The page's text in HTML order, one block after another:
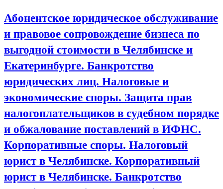
Абонентское юридическое обслуживание
и правовое сопровождение бизнеса по
выгодной стоимости в Челябинске и
Екатеринбурге. Банкротство
юридических лиц. Налоговые и
экономические споры. Защита прав
налогоплательщиков в судебном порядке
и обжалование поставлений в ИФНС.
Корпоративные споры. Налоговый
юрист в Челябинске. Корпоративный
юрист в Челябинске. Банкротство